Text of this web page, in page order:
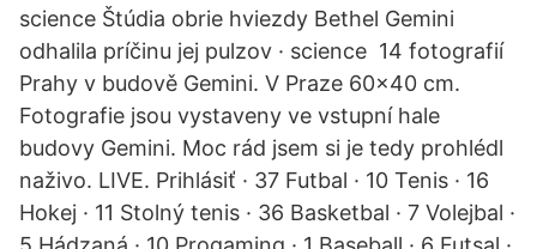
science Štúdia obrie hviezdy Bethel Gemini
odhalila príčinu jej pulzov · science 14 fotografií
Prahy v budově Gemini. V Praze 60x40 cm.
Fotografie jsou vystaveny ve vstupní hale
budovy Gemini. Moc rád jsem si je tedy prohlédl
naživo. LIVE. Prihlásiť · 37 Futbal · 10 Tenis · 16
Hokej · 11 Stolný tenis · 36 Basketbal · 7 Volejbal ·